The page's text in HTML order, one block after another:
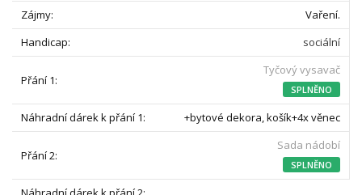
Vaření.
sociální
Tyčový vysavač
SPLNĚNO
+bytové dekora, košík+4x věnec
Sada nádobí
SPLNĚNO